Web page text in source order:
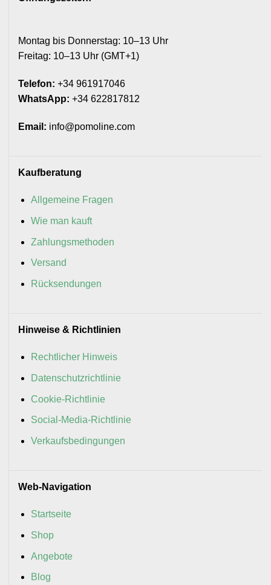
Montag bis Donnerstag: 10–13 Uhr
Freitag: 10–13 Uhr (GMT+1)
Telefon: +34 961917046
WhatsApp: +34 622817812
Email: info@pomoline.com
Kaufberatung
Allgemeine Fragen
Wie man kauft
Zahlungsmethoden
Versand
Rücksendungen
Hinweise & Richtlinien
Rechtlicher Hinweis
Datenschutzrichtlinie
Cookie-Richtlinie
Social-Media-Richtlinie
Verkaufsbedingungen
Web-Navigation
Startseite
Shop
Angebote
Blog